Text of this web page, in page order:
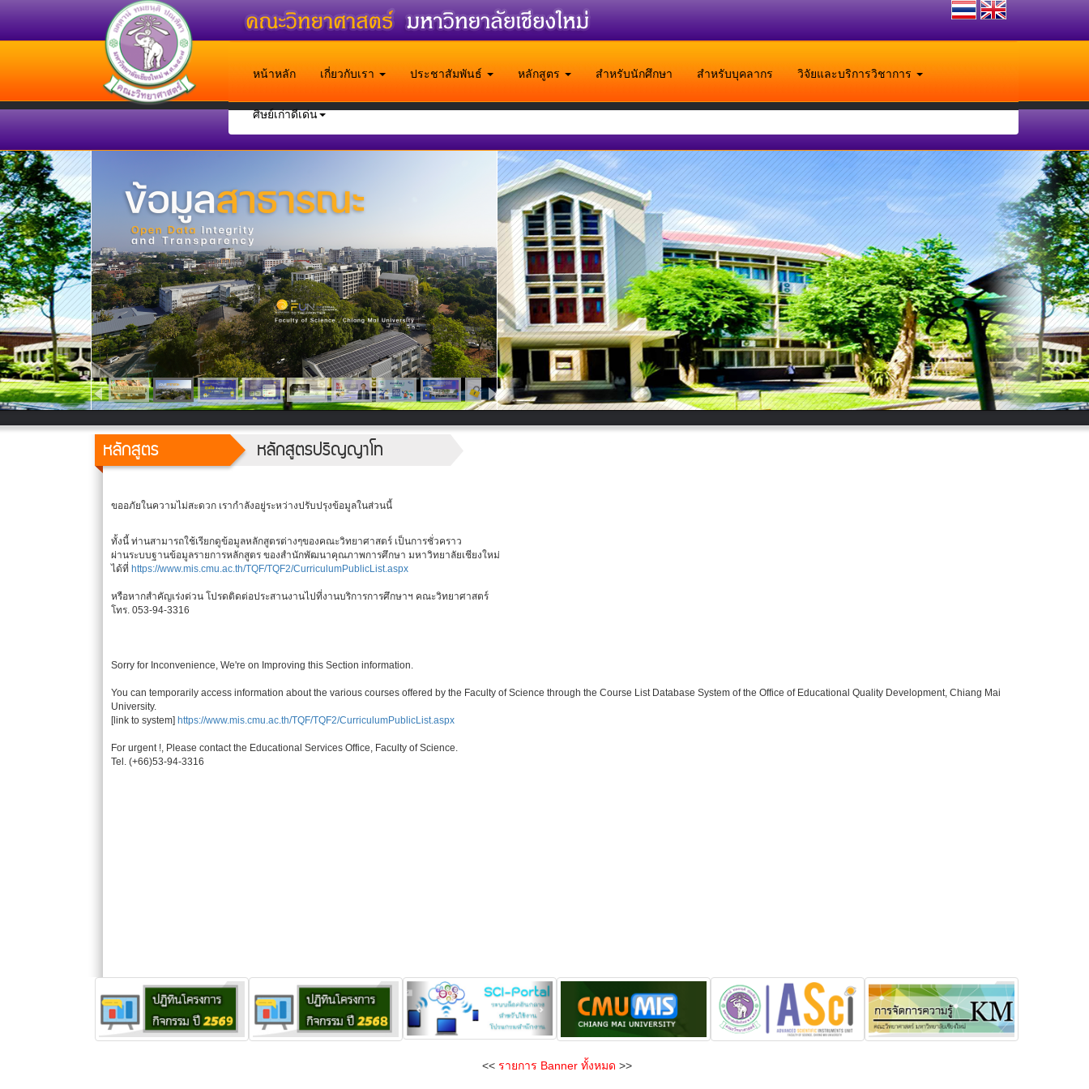
หน้าหลัก เกี่ยวกับเรา ประชาสัมพันธ์ หลักสูตร สำหรับนักศึกษา สำหรับบุคลากร วิจัยและบริการวิชาการ
ศิษย์เก่าดีเด่น
หลักสูตร หลักสูตรปริญญาโท
ขออภัยในความไม่สะดวก เรากำลังอยู่ระหว่างปรับปรุงข้อมูลในส่วนนี้
ทั้งนี้ ท่านสามารถใช้เรียกดูข้อมูลหลักสูตรต่างๆของคณะวิทยาศาสตร์ เป็นการชั่วคราว
ผ่านระบบฐานข้อมูลรายการหลักสูตร ของสำนักพัฒนาคุณภาพการศึกษา มหาวิทยาลัยเชียงใหม่
ได้ที่ https://www.mis.cmu.ac.th/TQF/TQF2/CurriculumPublicList.aspx
หรือหากสำคัญเร่งด่วน โปรดติดต่อประสานงานไปที่งานบริการการศึกษาฯ คณะวิทยาศาสตร์
โทร. 053-94-3316
Sorry for Inconvenience, We're on Improving this Section information.
You can temporarily access information about the various courses offered by the Faculty of Science through the Course List Database System of the Office of Educational Quality Development, Chiang Mai
University.
[link to system] https://www.mis.cmu.ac.th/TQF/TQF2/CurriculumPublicList.aspx
For urgent !, Please contact the Educational Services Office, Faculty of Science.
Tel. (+66)53-94-3316
<< รายการ Banner ทั้งหมด >>